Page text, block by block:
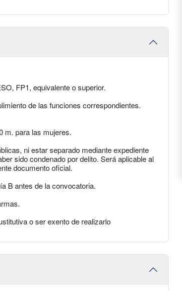
FP1, equivalente o superior.
de las funciones correspondientes.
m. para las mujeres.
ni estar separado mediante expediente
sido condenado por delito. Será aplicable al
documento oficial.
B antes de la convocatoria.
o ser exento de realizarlo